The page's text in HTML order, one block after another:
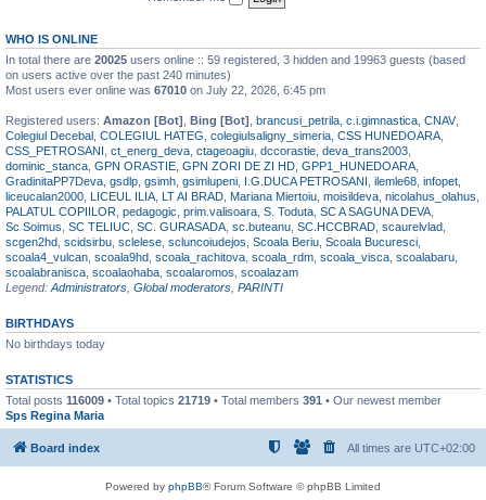
WHO IS ONLINE
In total there are 20025 users online :: 59 registered, 3 hidden and 19963 guests (based
on users active over the past 240 minutes)
Most users ever online was 67010 on July 22, 2026, 6:45 pm
Registered users: Amazon [Bot] Bing [Bot] brancusi_petrila c.i.gimnastica CNAV,
Colegiul Decebal COLEGIUL HATEG colegiulsaligny_simeria CSS HUNEDOARA
CSS_PETROSANI ct_energ_deva ctageoagiu dccorastie deva_trans2003
dominic_stanca GPN ORASTIE GPN ZORI DE ZI HD GPP1_HUNEDOARA
GradinitaPP7Deva gsdlp gsimh gsimlupeni I.G.DUCA PETROSANI ilemle68 infopet
liceucalan2000 LICEUL ILIA LT AI BRAD Mariana Miertoiu moisildeva nicolahus_olahus
PALATUL COPIILOR pedagogic prim.valisoara S. Toduta SC A SAGUNA DEVA
Sc Soimus SC TELIUC SC. GURASADA sc.buteanu SC.HCCBRAD scaurelvlad
scgen2hd scidsirbu sclelese scluncoiudejos Scoala Beriu Scoala Bucuresci
scoala4_vulcan scoala9hd scoala_rachitova scoala_rdm scoala_visca scoalabaru
scoalabranisca scoalaohaba scoalaromos scoalazam
Legend: Administrators Global moderators PARINTI
BIRTHDAYS
No birthdays today
STATISTICS
Total posts 116009 • Total topics 21719 • Total members 391 • Our newest member
Sps Regina Maria
Board index All times are UTC+02:00
Powered by phpBB® Forum Software © phpBB Limited